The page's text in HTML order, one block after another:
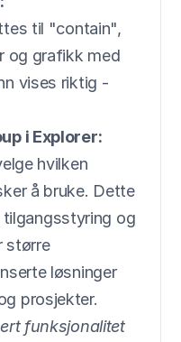
til "contain",
og grafikk med
vises riktig -
i Explorer:
hvilken
å bruke. Dette
og
større
løsninger
funksjonalitet